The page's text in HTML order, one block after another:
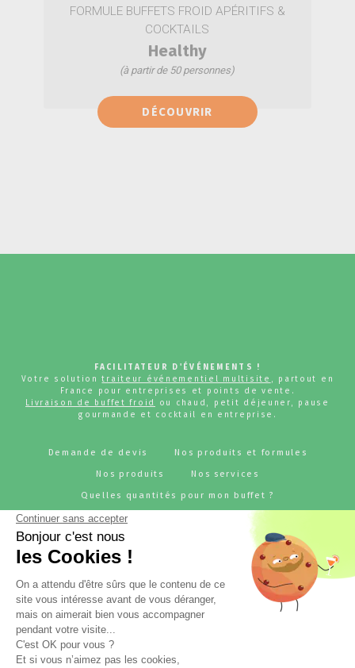
FORMULE BUFFETS FROID APÉRITIFS &
COCKTAILS
Healthy
(à partir de 50 personnes)
Verrines végétariennes
Mini bruschettas aux légumes
Salade de fruits de saison
DÉCOUVRIR
FACILITATEUR D'ÉVÉNEMENTS !
Votre solutiontraiteur événementiel multisite
, partout en
France pour entreprises et points de vente.
Livraison de buffet froid
ou chaud, petit déjeuner, pause
gourmande et cocktail en entreprise.
Demande de devis
Nos produits et formules
Nos produits
Nos services
Quelles quantités pour mon buffet ?
Pourquoi choisir JUJU'S Traiteur ?
Notre métier - traiteur pour entreprise
BLOG - L'actu JUJU'S Traiteur
Rejoignez-nous
RESTONS CONNECTÉS !
Suivez l'actualité de JUJU'S Traiteur